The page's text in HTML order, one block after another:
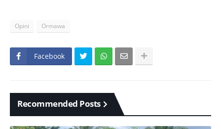
Opini Ormawa
Facebook
Recommended Posts